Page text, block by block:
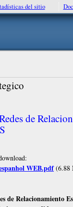
del sitio
de
WEB.pdf (6.88
de Relacionamiento